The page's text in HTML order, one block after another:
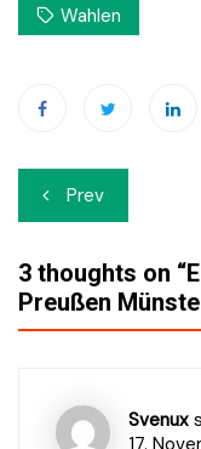
Wahlen
Beitrags-
Navigation
Prev
3 thoughts on “
Preußen
Svenux